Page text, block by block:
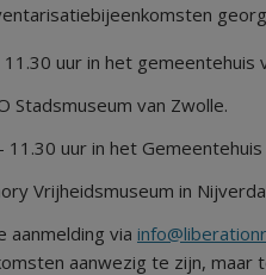
uur in het gemeentehuis
Stadsmuseum van Zwolle.
11.30 uur in het
Vrijheidsmuseum in
aanmelding via
aanwezig te zijn,